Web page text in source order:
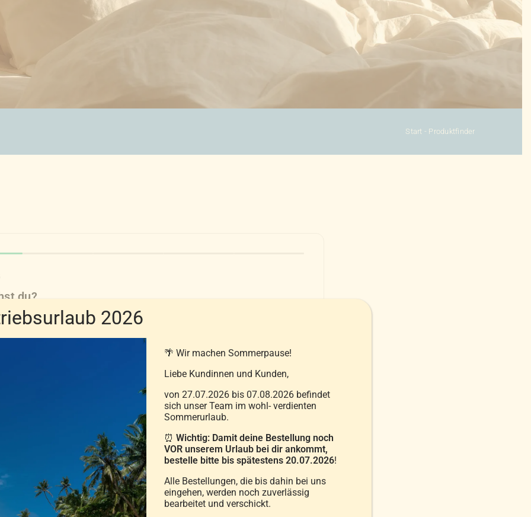
Start - Produktfinder
du?
Polster & Kopfkissen
Zubehör
2026
🌴 Wir machen Sommerpause!
Liebe Kundinnen und Kunden,
von 27.07.2026 bis 07.08.2026 befindet
sich unser Team im wohl- verdienten
Sommerurlaub.
⏰ Wichtig: Damit deine Bestellung noch
VOR unserem Urlaub bei dir ankommt,
bestelle bitte bis spätestens 20.07.2026!
Alle Bestellungen, die bis dahin bei uns
eingehen, werden noch zuverlässig
bearbeitet und verschickt.